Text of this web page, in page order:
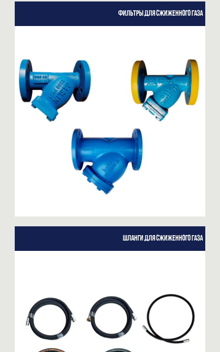
Фильтры для сжиженного газа
Шланги для сжиженного газа